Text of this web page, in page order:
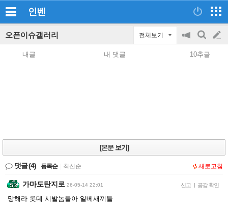
인벤
오픈이슈갤러리 전체보기
공
지
on/off
검
색
글
쓰
내글 내 댓글 10추글
[본문 보기]
댓글(4) 등록순 최신순 새로고침
가마도탄지로 26-05-14 22:01 신고 | 공감 확인
망해라 롯데 시발놈들아 일베새끼들